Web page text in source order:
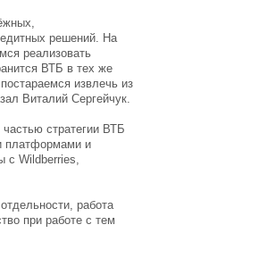
решений. На
реализовать
ВТБ в тех же
извлечь из
Виталий Сергейчук.
стратегии ВТБ
платформами и
с Wildberries,
работа
при работе с тем